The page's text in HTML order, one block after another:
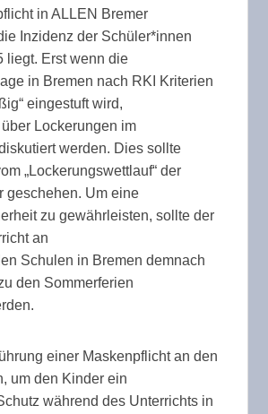
in ALLEN Bremer
Inzidenz der Schüler*innen
liegt. Erst wenn die
in Bremen nach RKI Kriterien
eingestuft wird,
Lockerungen im
werden. Dies sollte
„Lockerungswettlauf“ der
geschehen. Um eine
zu gewährleisten, sollte der
an
Schulen in Bremen demnach
den Sommerferien
einer Maskenpflicht an den
um den Kinder ein
während des Unterrichts in